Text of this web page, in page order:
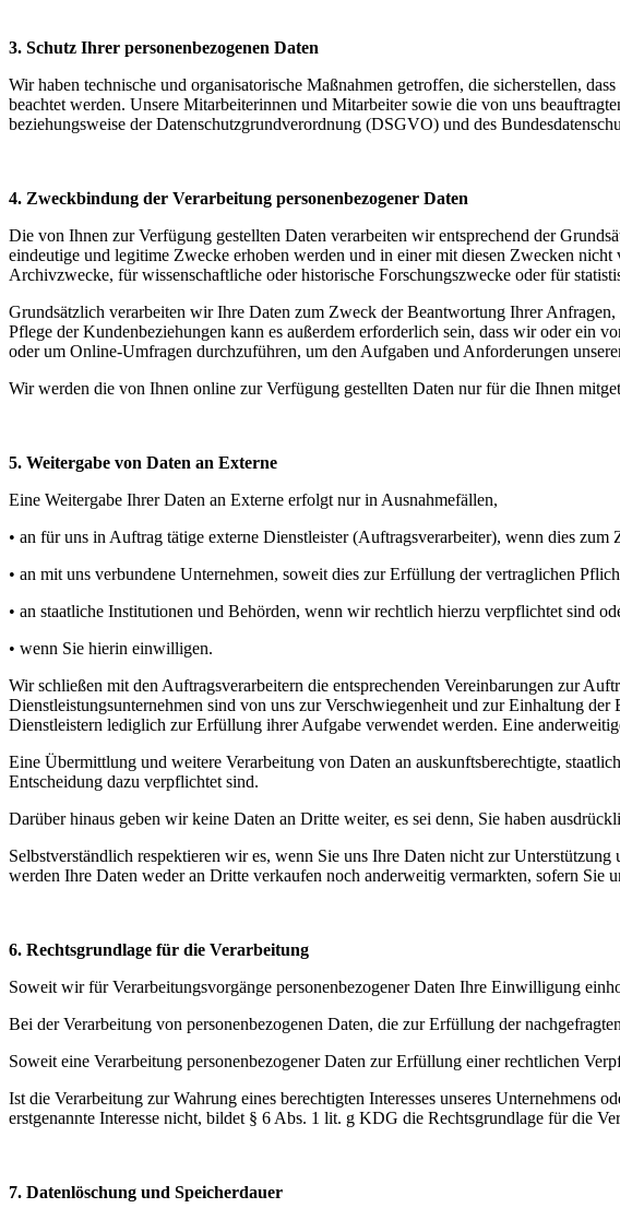
3. Schutz Ihrer personenbezogenen Daten
Wir haben technische und organisatorische Maßnahmen getroffen, die sicherstellen,
beachtet werden. Unsere Mitarbeiterinnen und Mitarbeiter sowie die von uns
beziehungsweise der Datenschutzgrundverordnung (DSGVO) und des
4. Zweckbindung der Verarbeitung personenbezogener Daten
Die von Ihnen zur Verfügung gestellten Daten verarbeiten wir entsprechend der
eindeutige und legitime Zwecke erhoben werden und in einer mit diesen Zwecken
Archivzwecke, für wissenschaftliche oder historische Forschungszwecke oder für
Grundsätzlich verarbeiten wir Ihre Daten zum Zweck der Beantwortung Ihrer
Pflege der Kundenbeziehungen kann es außerdem erforderlich sein, dass wir oder ein
oder um Online-Umfragen durchzuführen, um den Aufgaben und Anforderungen
Wir werden die von Ihnen online zur Verfügung gestellten Daten nur für die Ihnen
5. Weitergabe von Daten an Externe
Eine Weitergabe Ihrer Daten an Externe erfolgt nur in Ausnahmefällen,
• an für uns in Auftrag tätige externe Dienstleister (Auftragsverarbeiter), wenn dies
• an mit uns verbundene Unternehmen, soweit dies zur Erfüllung der vertraglichen
• an staatliche Institutionen und Behörden, wenn wir rechtlich hierzu verpflichtet sind
• wenn Sie hierin einwilligen.
Wir schließen mit den Auftragsverarbeitern die entsprechenden Vereinbarungen zur
Dienstleistungsunternehmen sind von uns zur Verschwiegenheit und zur Einhaltung
Dienstleistern lediglich zur Erfüllung ihrer Aufgabe verwendet werden. Eine
Eine Übermittlung und weitere Verarbeitung von Daten an auskunftsberechtigte,
Entscheidung dazu verpflichtet sind.
Darüber hinaus geben wir keine Daten an Dritte weiter, es sei denn, Sie haben
Selbstverständlich respektieren wir es, wenn Sie uns Ihre Daten nicht zur
werden Ihre Daten weder an Dritte verkaufen noch anderweitig vermarkten, sofern Sie
6. Rechtsgrundlage für die Verarbeitung
Soweit wir für Verarbeitungsvorgänge personenbezogener Daten Ihre Einwilligung
Bei der Verarbeitung von personenbezogenen Daten, die zur Erfüllung der
Soweit eine Verarbeitung personenbezogener Daten zur Erfüllung einer rechtlichen
Ist die Verarbeitung zur Wahrung eines berechtigten Interesses unseres
erstgenannte Interesse nicht, bildet § 6 Abs. 1 lit. g KDG die Rechtsgrundlage für die
7. Datenlöschung und Speicherdauer